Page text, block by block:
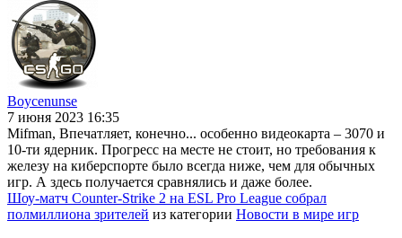
Boycenunse
7 июня 2023 16:35
Mifman, Впечатляет, конечно... особенно видеокарта – 3070 и
10-ти ядерник. Прогресс на месте не стоит, но требования к
железу на киберспорте было всегда ниже, чем для обычных
игр. А здесь получается сравнялись и даже более.
Шоу-матч Counter-Strike 2 на ESL Pro League собрал
полмиллиона зрителей из категории Новости в мире игр